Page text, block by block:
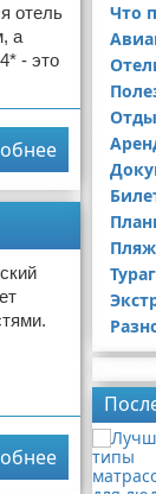
отель
а
- это
Что